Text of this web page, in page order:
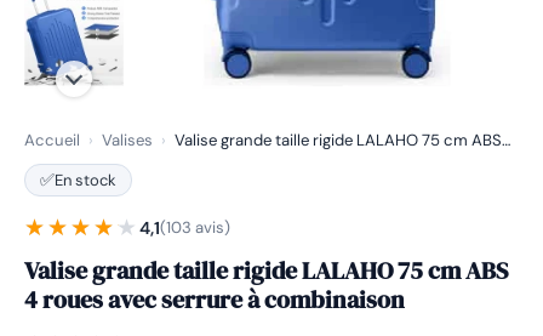
Accueil › Valises › Valise grande taille rigide LALAHO 75 cm ABS…
✅En stock
★★★★★
★★★★★ 4,1(103 avis)
Valise grande taille rigide LALAHO 75 cm ABS
4 roues avec serrure à combinaison